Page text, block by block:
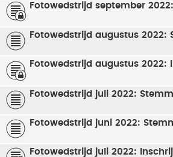
Fotowedstrijd september
Fotowedstrijd augustus 2022:
Fotowedstrijd augustus 2022:
Fotowedstrijd juli 2022:
Fotowedstrijd juni 2022:
Fotowedstrijd juli 2022: